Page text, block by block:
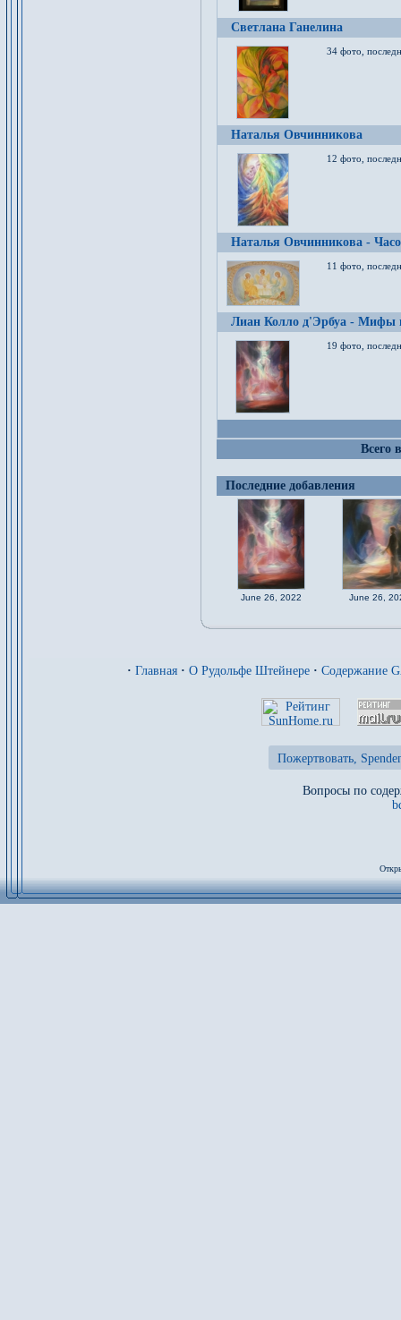
Светлана Ганелина
34 фото,
Наталья Овчинникова
12 фото,
Наталья Овчинникова -
11 фото,
Лиан Колло д'Эрбуа - Мифы
19 фото,
Всего
Последние добавления
June 26, 2022 June 26,
· Главная · О Рудольфе Штейнере · Содержание
Пожертвовать,
Вопросы по